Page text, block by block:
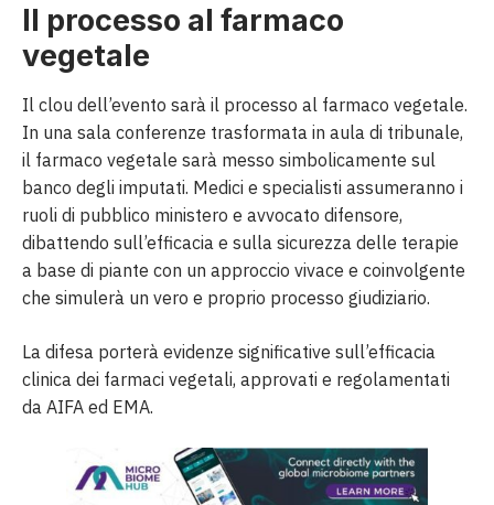
Il processo al farmaco
vegetale
Il clou dell’evento sarà il processo al farmaco vegetale.
In una sala conferenze trasformata in aula di tribunale,
il farmaco vegetale sarà messo simbolicamente sul
banco degli imputati. Medici e specialisti assumeranno i
ruoli di pubblico ministero e avvocato difensore,
dibattendo sull’efficacia e sulla sicurezza delle terapie
a base di piante con un approccio vivace e coinvolgente
che simulerà un vero e proprio processo giudiziario.
La difesa porterà evidenze significative sull’efficacia
clinica dei farmaci vegetali, approvati e regolamentati
da AIFA ed EMA.